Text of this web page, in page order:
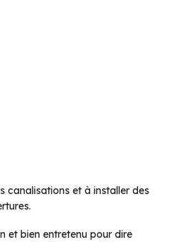
canalisations et à installer des
et bien entretenu pour dire